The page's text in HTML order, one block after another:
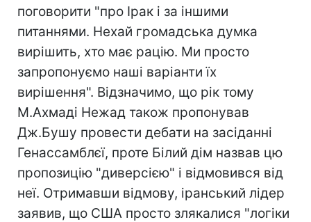
поговорити "про Ірак і за іншими
питаннями. Нехай громадська думка
вирішить, хто має рацію. Ми просто
запропонуємо наші варіанти їх
вирішення". Відзначимо, що рік тому
М.Ахмаді Нежад також пропонував
Дж.Бушу провести дебати на засіданні
Генассамблєї, проте Білий дім назвав цю
пропозицію "диверсією" і відмовився від
неї. Отримавши відмову, іранський лідер
заявив, що США просто злякалися "логіки